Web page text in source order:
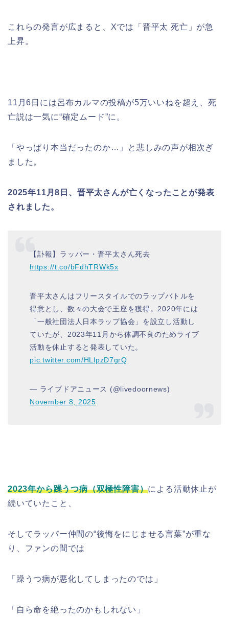
これらの発言が広まると、Xでは「晋平太 死亡」が急
上昇。
11月6日には呂布カルマの投稿が5万いいねを超え、死
亡説は一気に“確定ムード”に。
「やっぱり本当だったのか…」と悲しみの声が相次ぎ
ました。
2025年11月8日、晋平太さんが亡くなったことが発表
されました。
【訃報】ラッパー・晋平太さん死去
https://t.co/bFdhTRWk5x
晋平太さんはフリースタイルでのラップバトルを
得意とし、数々の大会で王座を獲得。2020年には
「一般社団法人日本ラップ協会」を設立し活動し
ていたが、2023年11月から体調不良のためライブ
活動を休止すると発表していた。
pic.twitter.com/HLlpzD7grQ
— ライブドアニュース (@livedoornews)
November 8, 2025
2023年から躁うつ病（双極性障害）による活動休止が
続いていたこと、
そしてラッパー仲間の“後悔をにじませる言葉”が重な
り、ファンの間では
「躁うつ病が悪化してしまったのでは」
「自ら命を絶ったのかもしれない」